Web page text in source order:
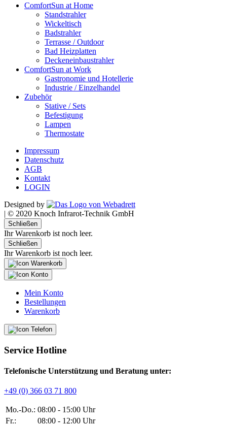
ComfortSun at Home
Standstrahler
Wickeltisch
Badstrahler
Terrasse / Outdoor
Bad Heizplatten
Deckeneinbaustrahler
ComfortSun at Work
Gastronomie und Hotellerie
Industrie / Einzelhandel
Zubehör
Stative / Sets
Befestigung
Lampen
Thermostate
Impressum
Datenschutz
AGB
Kontakt
LOGIN
Designed by
| © 2020 Knoch Infrarot-Technik GmbH
Schließen
Ihr Warenkorb ist noch leer.
Schließen
Ihr Warenkorb ist noch leer.
Mein Konto
Bestellungen
Warenkorb
Service Hotline
Telefonische Unterstützung und Beratung unter:
+49 (0) 366 03 71 800
Mo.-Do.: 08:00 - 15:00 Uhr
Fr.:
08:00 - 12:00 Uhr